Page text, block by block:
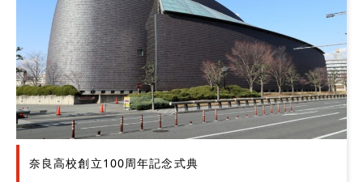
奈良高校創立100周年記念式典